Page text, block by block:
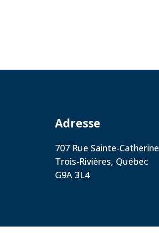
Adresse
707 Rue Sainte-Catherine
Trois-Rivières, Québec
G9A 3L4